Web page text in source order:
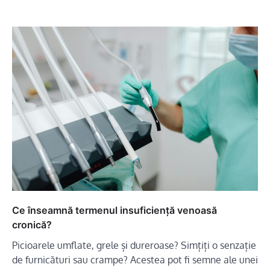
Ce înseamnă termenul insuficiență venoasă
cronică?
Picioarele umflate, grele și dureroase? Simțiți o senzație
de furnicături sau crampe? Acestea pot fi semne ale unei